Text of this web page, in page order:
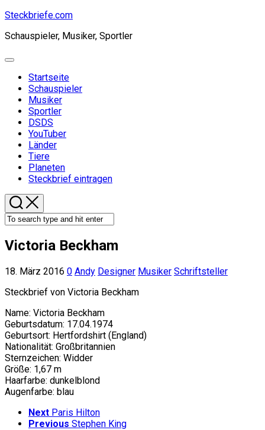
Skip
content
Steckbriefe.com
Schauspieler, Musiker, Sportler
Expand
Startseite
Schauspieler
Current
Page
Parent
Musiker
Sportler
DSDS
YouTuber
Länder
Tiere
Planeten
Steckbrief eintragen
Victoria Beckham
18. März 2016 0 Andy Designer Musiker Schriftsteller
Steckbrief von Victoria Beckham
Name: Victoria Beckham
Geburtsdatum: 17.04.1974
Geburtsort: Hertfordshirt (England)
Nationalität: Großbritannien
Sternzeichen: Widder
Größe: 1,67 m
Haarfarbe: dunkelblond
Augenfarbe: blau
Next Paris Hilton
Previous Stephen King